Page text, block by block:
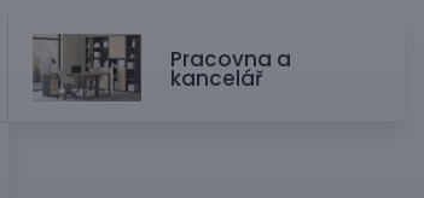
Pracovna a
kancelář